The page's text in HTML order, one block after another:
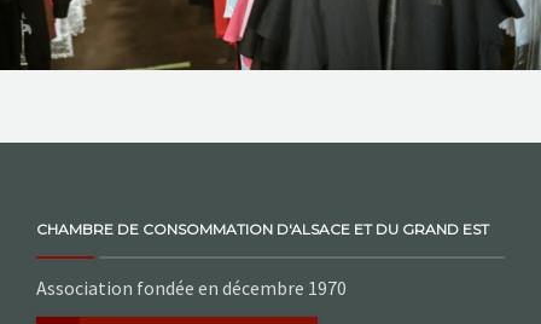
CHAMBRE DE CONSOMMATION D'ALSACE ET DU GRAND EST
Association fondée en décembre 1970